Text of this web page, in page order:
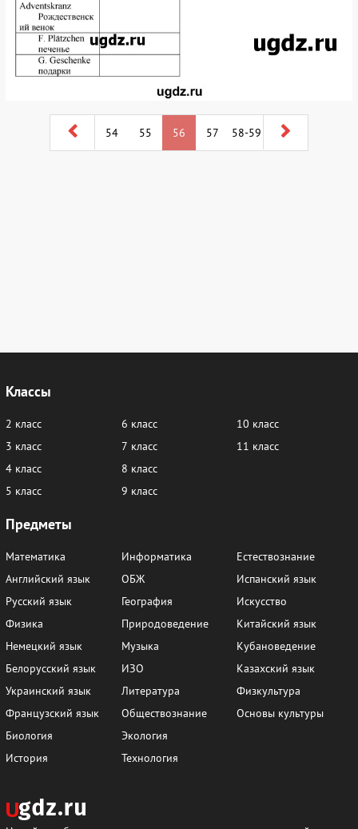
54 55 56 57 58-59
Классы
2 класс
3 класс
4 класс
5 класс
6 класс
7 класс
8 класс
9 класс
10 класс
11 класс
Предметы
Математика
Английский язык
Русский язык
Физика
Немецкий язык
Белорусский язык
Украинский язык
Французский язык
Биология
История
Информатика
ОБЖ
География
Природоведение
Музыка
ИЗО
Литература
Обществознание
Экология
Технология
Естествознание
Испанский язык
Искусство
Китайский язык
Кубановедение
Казахский язык
Физкультура
Основы культуры